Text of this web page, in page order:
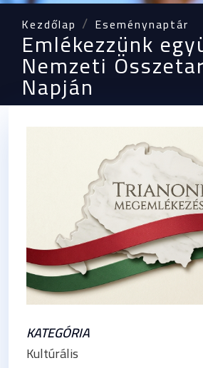
Kezdőlap Eseménynaptár
Emlékezzünk
Nemzeti
Napján
KATEGÓRIA
Kultúrális